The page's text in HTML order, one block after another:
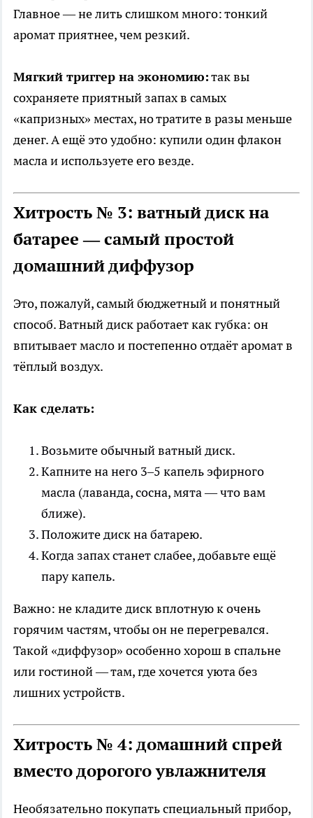
Главное — не лить слишком много: тонкий
аромат приятнее, чем резкий.
Мягкий триггер на экономию:так вы
сохраняете приятный запах в самых
«капризных» местах, но тратите в разы меньше
денег. А ещё это удобно: купили один флакон
масла и используете его везде.
Хитрость № 3: ватный диск на
батарее — самый простой
домашний диффузор
Это, пожалуй, самый бюджетный и понятный
способ. Ватный диск работает как губка: он
впитывает масло и постепенно отдаёт аромат в
тёплый воздух.
Как сделать:
Возьмите обычный ватный диск.
Капните на него 3–5 капель эфирного
масла (лаванда, сосна, мята — что вам
ближе).
Положите диск на батарею.
Когда запах станет слабее, добавьте ещё
пару капель.
Важно: не кладите диск вплотную к очень
горячим частям, чтобы он не перегревался.
Такой «диффузор» особенно хорош в спальне
или гостиной — там, где хочется уюта без
лишних устройств.
Хитрость № 4: домашний спрей
вместо дорогого увлажнителя
Необязательно покупать специальный прибор,